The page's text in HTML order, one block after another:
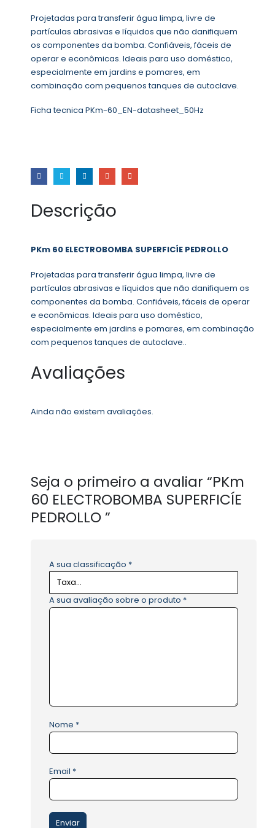
Projetadas para transferir água limpa, livre de
partículas abrasivas e líquidos que não danifiquem
os componentes da bomba. Confiáveis, fáceis de
operar e econômicas. Ideais para uso doméstico,
especialmente em jardins e pomares, em
combinação com pequenos tanques de autoclave.
Ficha tecnica PKm-60_EN-datasheet_50Hz
Descrição
PKm 60 ELECTROBOMBA SUPERFICÍE PEDROLLO
Projetadas para transferir água limpa, livre de
partículas abrasivas e líquidos que não danifiquem os
componentes da bomba. Confiáveis, fáceis de operar
e econômicas. Ideais para uso doméstico,
especialmente em jardins e pomares, em combinação
com pequenos tanques de autoclave..
Avaliações
Ainda não existem avaliações.
Seja o primeiro a avaliar “PKm
60 ELECTROBOMBA SUPERFICÍE
PEDROLLO ”
A sua classificação *
A sua avaliação sobre o produto *
Nome *
Email *